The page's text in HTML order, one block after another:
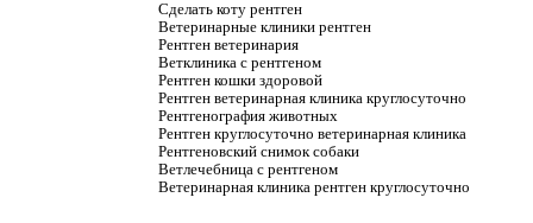
Сделать коту рентген
Ветеринарные клиники рентген
Рентген ветеринария
Ветклиника с рентгеном
Рентген кошки здоровой
Рентген ветеринарная клиника круглосуточно
Рентгенография животных
Рентген круглосуточно ветеринарная клиника
Рентгеновский снимок собаки
Ветлечебница с рентгеном
Ветеринарная клиника рентген круглосуточно